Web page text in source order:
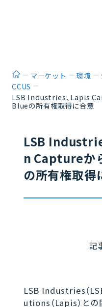
ホームマーケット 環境
CCUS
LSB Industries、Lapis
Blueの所有権取得に合意
LSB
n Capture
の所有権取得
記
LSB Industries（
utions（Lapis）と